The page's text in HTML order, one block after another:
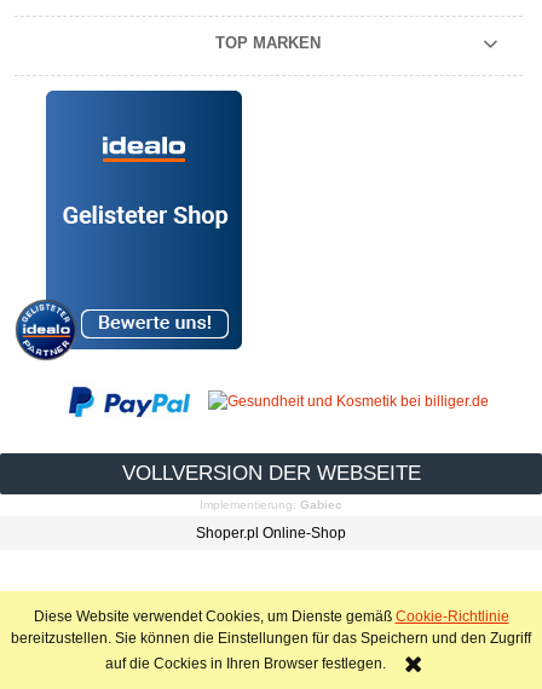
Diese Website verwendet Cookies, um Dienste gemäß Cookie-Richtlinie
bereitzustellen. Sie können die Einstellungen für das Speichern und den Zugriff
auf die Cockies in Ihren Browser festlegen.
TOP MARKEN
VOLLVERSION DER WEBSEITE
Implementierung: Gabiec
Shoper.pl Online-Shop